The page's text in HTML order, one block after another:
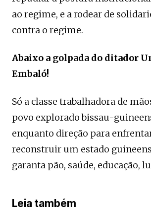
ao regime, e a rodear de
contra o regime.
Abaixo a golpada do ditador
Embaló!
Só a classe trabalhadora de
povo explorado bissau-
enquanto direção para
reconstruir um estado
garanta pão, saúde, educação,
Leia também